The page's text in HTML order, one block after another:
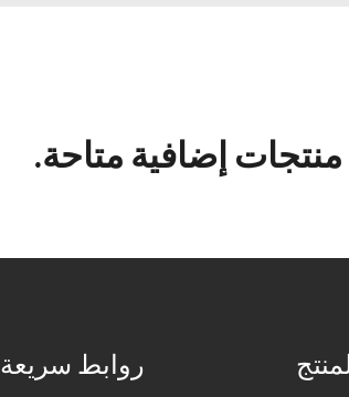
إضافية متاحة.
روابط سريعة